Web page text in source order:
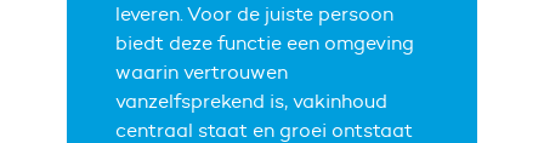
leveren. Voor de juiste persoon
biedt deze functie een omgeving
waarin vertrouwen
vanzelfsprekend is, vakinhoud
centraal staat en groei ontstaat